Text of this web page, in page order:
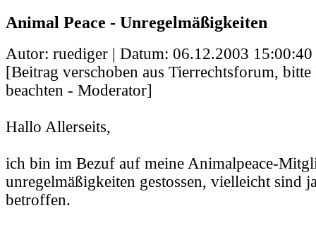
Animal Peace - Unregelmäßigkeiten
Autor: ruediger | Datum: 06.12.2003 15:00:40
[Beitrag verschoben aus Tierrechtsforum,
beachten - Moderator]
Hallo Allerseits,
ich bin im Bezuf auf meine Animalpeace-
unregelmäßigkeiten gestossen, vielleicht sind
betroffen.